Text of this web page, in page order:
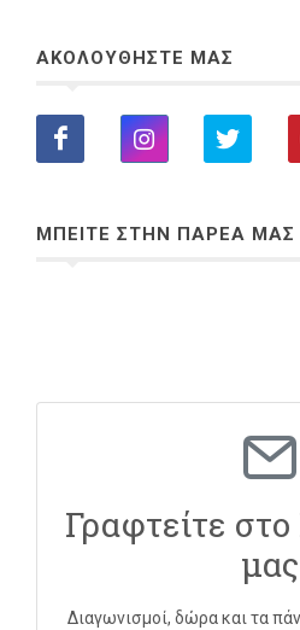
ΑΚΟΛΟΥΘΗΣΤΕ ΜΑΣ
ΜΠΕΙΤΕ ΣΤΗΝ ΠΑΡΕΑ ΜΑΣ
Γραφτείτε
μας
Διαγωνισμοί, δώρα και τα